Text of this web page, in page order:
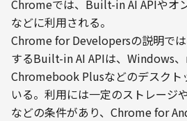
Chromeでは、Built-in AI APIやオ
などに利用される。
Chrome for Developersの説明で
するBuilt-in AI APIは、Windows、
Chromebook Plusなどのデスクト
いる。利用には一定のストレージ
などの条件があり、Chrome for